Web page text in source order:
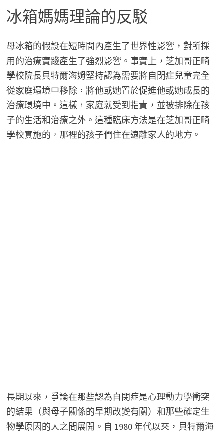
冰箱媽媽理論的反駁
母冰箱的假設在短時間內產生了世界性影響，對所採
用的治療實踐產生了強烈影響。事實上，芝加哥正畸
學校院長貝特爾海姆堅持認為需要將自閉症兒童完全
從家庭環境中移除，將他或她置於促進他或她成長的
治療環境中。這樣，家庭就受到指責，並被排除在孩
子的生活和治療之外。這種臨床方法是在芝加哥正畸
學校實施的，那裡的孩子們住在遠離家人的地方。
長期以來，爭論在那些認為自閉症是心理動力學衝突
的結果（與母子關係的早期改變有關）和那些確定生
物學原因的人之間展開。自 1980 年代以來，貝特爾海